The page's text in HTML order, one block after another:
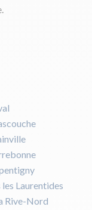
Laurentides
Rive-Nord